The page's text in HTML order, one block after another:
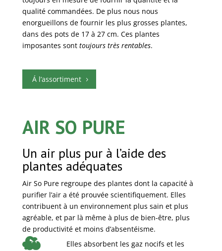
qualité commandées. De plus nous nous
enorgueillons de fournir les plus grosses plantes,
dans des pots de 17 à 27 cm. Ces plantes
imposantes sont toujours très rentables.
Á l’assortiment
AIR SO PURE
Un air plus pur à l’aide des
plantes adéquates
Air So Pure regroupe des plantes dont la capacité à
purifier l’air a été prouvée scientifiquement. Elles
contribuent à un environnement plus sain et plus
agréable, et par là même à plus de bien-être, plus
de productivité et moins d’absentéisme.
Elles absorbent les gaz nocifs et les